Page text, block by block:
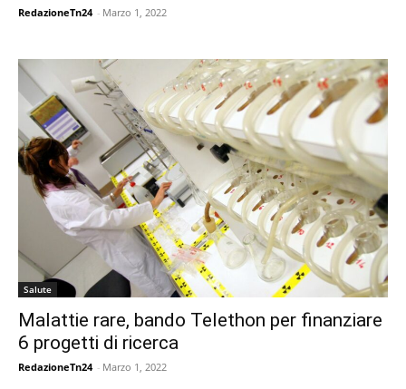
RedazioneTn24 - Marzo 1, 2022
Salute
Malattie rare, bando Telethon per finanziare
6 progetti di ricerca
RedazioneTn24 - Marzo 1, 2022